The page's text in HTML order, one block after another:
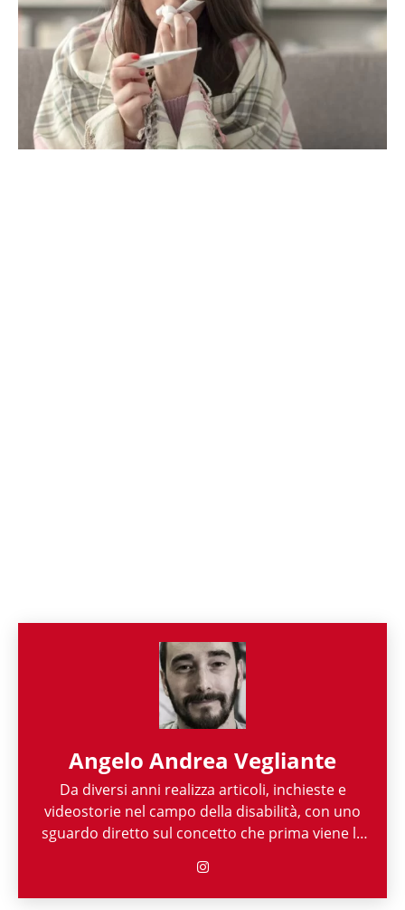
Angelo Andrea Vegliante
Da diversi anni realizza articoli, inchieste e
videostorie nel campo della disabilità, con uno
sguardo diretto sul concetto che prima viene la
esperienza nel mondo associazionistico italiano
e internazionale, Angelo Andrea Vegliante ha